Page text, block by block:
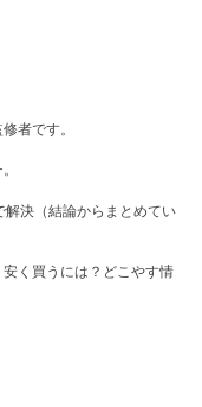
者です。
決（結論からまとめてい
く買うには？どこやす情